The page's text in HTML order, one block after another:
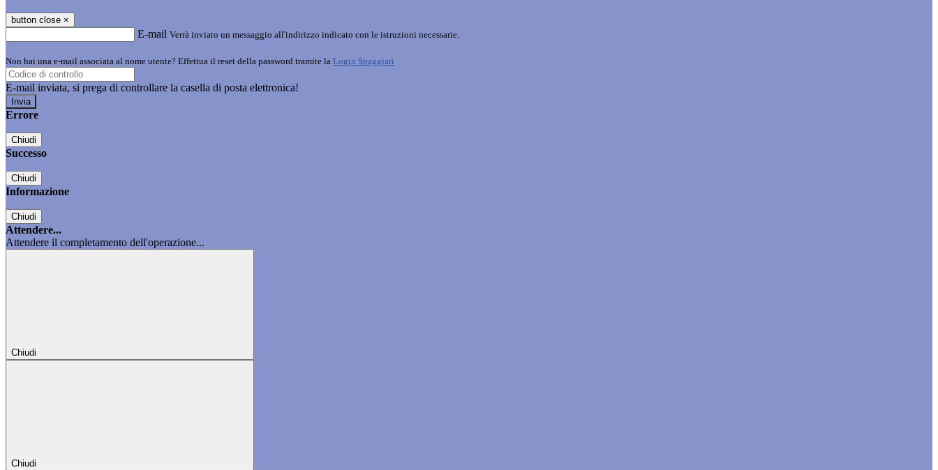
button close ×
E-mail Verrà inviato un messaggio all'indirizzo indicato con le istruzioni necessarie.
Non hai una e-mail associata al nome utente? Effettua il reset della password tramite la Login Spaggiari
E-mail inviata, si prega di controllare la casella di posta elettronica!
Errore
Chiudi
Successo
Chiudi
Informazione
Chiudi
Attendere...
Attendere il completamento dell'operazione...
Chiudi
Chiudi